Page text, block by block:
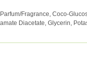
Fragrance, Coco-
Diacetate, Glycerin,